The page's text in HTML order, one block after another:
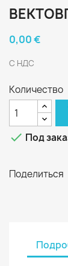
0,00 €
С НДС
Количество
 Под
Поделиться